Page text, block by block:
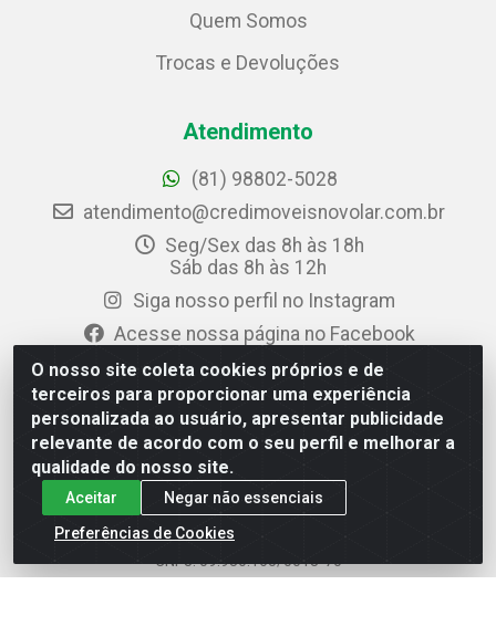
O nosso site coleta cookies próprios e de
terceiros para proporcionar uma experiência
personalizada ao usuário, apresentar publicidade
relevante de acordo com o seu perfil e melhorar a
qualidade do nosso site.
Aceitar
Negar não essenciais
Preferências de Cookies
Quem Somos
Trocas e Devoluções
Atendimento
(81) 98802-5028
atendimento@credimoveisnovolar.com.br
Seg/Sex das 8h às 18h
Sáb das 8h às 12h
Siga nosso perfil no Instagram
Acesse nossa página no Facebook
Área do Representante
Clique aqui para acessar
Credimóveis Novolar Ltda
Rua José Alves Bezerra, 430 - Prazeres - Jaboatão dos
Guararapes / PE - CEP 54.325-610
CNPJ: 09.930.165/0013-70